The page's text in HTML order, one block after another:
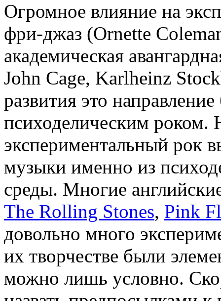
Огромное влияние на
фри-джаз (Ornette
академическая
John Cage, Karlheinz
развития это
психоделическим роком.
экспериментальный рок
музыки именно из
среды. Многие
The Rolling Stones, Pink
довольно много
их творчестве были
можно лишь условно.